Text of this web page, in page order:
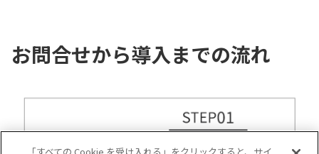
お問合せから導入までの流れ